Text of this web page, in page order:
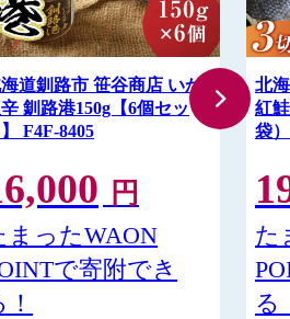
道釧路市 笹谷商店 いか
釧路港150g【6個セッ
】 F4F-8405
円
まったWAON
で寄附でき
北
紅
袋
た
る